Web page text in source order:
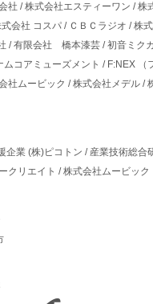
社 /株式会社エスティーワン /株
会社 コスパ / ＣＢＣラジオ /株
/有限会社 橋本漆芸/初音ミク
コアミューズメント / F:NEX （
社ムービック /株式会社メデル/
企業 (株)ピコトン / 産業技術総合
クリエイト /株式会社ムービッ